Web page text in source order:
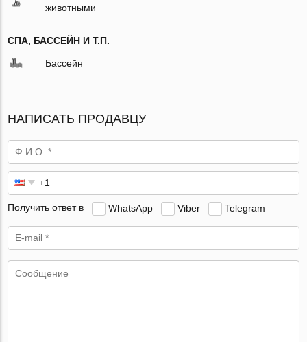
животными
СПА, БАССЕЙН И Т.П.
Бассейн
НАПИСАТЬ ПРОДАВЦУ
Получить ответ в WhatsApp Viber Telegram